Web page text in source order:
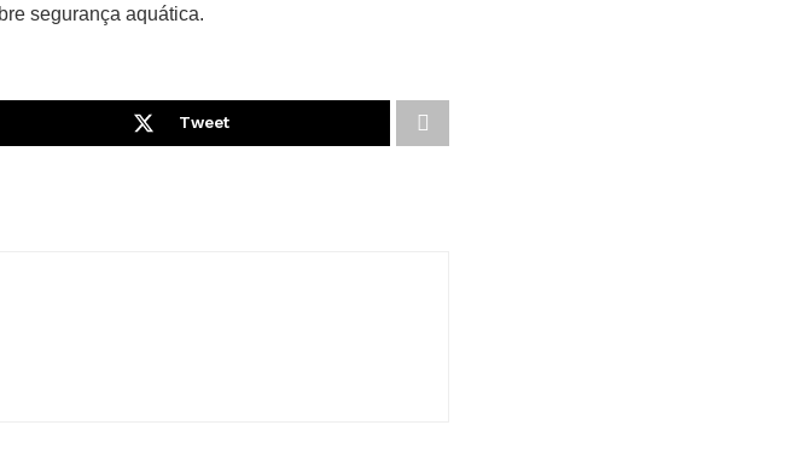
segurança aquática.
Tweet